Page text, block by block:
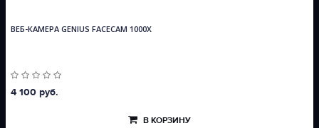
ВЕБ-КАМЕРА GENIUS FACECAM 1000X
4 100 руб.
В КОРЗИНУ